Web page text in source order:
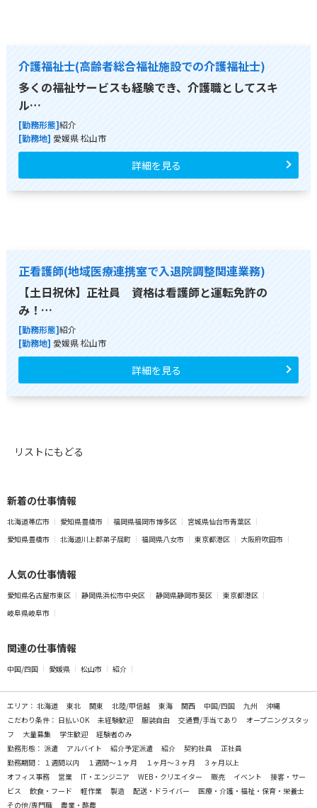
介護福祉士(高齢者総合福祉施設での介護福祉士)
多くの福祉サービスも経験でき、介護職としてスキ
ル…
[勤務形態]紹介
[勤務地] 愛媛県 松山市
詳細を見る
正看護師(地域医療連携室で入退院調整関連業務)
【土日祝休】正社員 資格は看護師と運転免許の
み！…
[勤務形態]紹介
[勤務地] 愛媛県 松山市
詳細を見る
リストにもどる
新着の仕事情報
北海道帯広市 愛知県豊橋市 福岡県福岡市博多区
宮城県仙台市青葉区
愛知県豊橋市
北海道川上郡弟子屈町 福岡県八女市 東京都港区 大阪府吹田市
人気の仕事情報
愛知県名古屋市東区 静岡県浜松市中央区 静岡県静岡市葵区
東京都港区
岐阜県岐阜市
関連の仕事情報
中国/四国 愛媛県 松山市 紹介
エリア： 北海道 東北 関東 北陸/甲信越 東海 関西 中国/四国 九州
沖縄
こだわり条件： 日払いOK 未経験歓迎 服装自由 交通費/手当てあり
オープニングスタッ
フ
大量募集 学生歓迎
経験者のみ
勤務形態： 派遣 アルバイト 紹介予定派遣 紹介 契約社員
正社員
勤務期間： １週間以内 １週間～１ヶ月 １ヶ月～３ヶ月
３ヶ月以上
オフィス事務
営業 IT・エンジニア WEB・クリエイター 販売 イベント
接客・サー
ビス
飲食・フード 軽作業 製造 配送・ドライバー
医療・介護・福祉・保育・栄養士
その他/専門職
農業・酪農